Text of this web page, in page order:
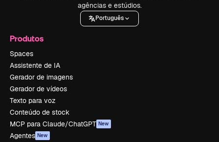
agências e estúdios.
Português
Produtos
Spaces
Assistente de IA
Gerador de imagens
Gerador de vídeos
Texto para voz
Conteúdo de stock
MCP para Claude/ChatGPT New
Agentes New